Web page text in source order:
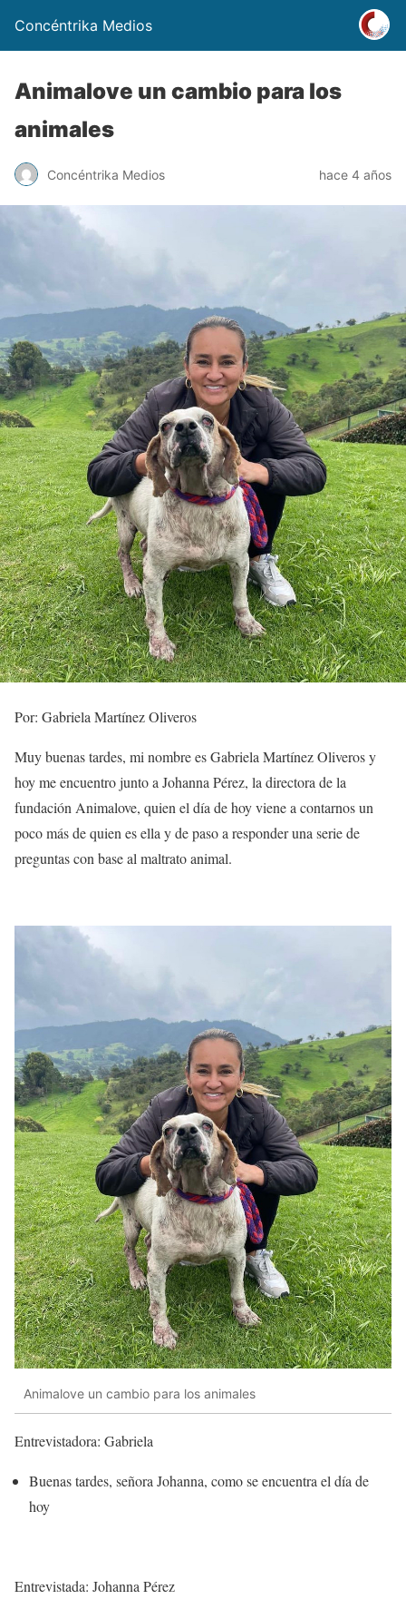
Concéntrika Medios
Animalove un cambio para los
animales
Concéntrika Medios hace 4 años
Por: Gabriela Martínez Oliveros
Muy buenas tardes, mi nombre es Gabriela Martínez Oliveros y
hoy me encuentro junto a Johanna Pérez, la directora de la
fundación Animalove, quien el día de hoy viene a contarnos un
poco más de quien es ella y de paso a responder una serie de
preguntas con base al maltrato animal.
Animalove un cambio para los animales
Entrevistadora: Gabriela
Buenas tardes, señora Johanna, como se encuentra el día de
hoy
Entrevistada: Johanna Pérez